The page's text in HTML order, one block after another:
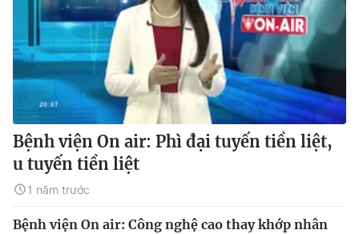
Bệnh viện On air: Phì đại tuyến tiền liệt,
u tuyến tiền liệt
1 năm trước
Bệnh viện On air: Công nghệ cao thay khớp nhân